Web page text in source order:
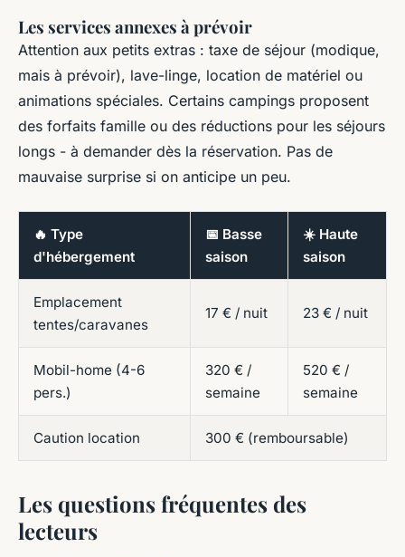
Les services annexes à prévoir
Attention aux petits extras : taxe de séjour (modique,
mais à prévoir), lave-linge, location de matériel ou
animations spéciales. Certains campings proposent
des forfaits famille ou des réductions pour les séjours
longs - à demander dès la réservation. Pas de
mauvaise surprise si on anticipe un peu.
🔥 Type
d'hébergement
📅 Basse
saison
☀️ Haute
saison
Emplacement
tentes/caravanes
17 € / nuit 23 € / nuit
Mobil-home (4-6
pers.)
320 € /
semaine
520 € /
semaine
Caution location 300 € (remboursable)
Les questions fréquentes des
lecteurs